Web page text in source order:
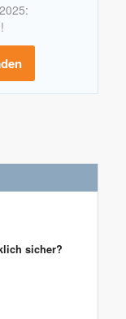
sicher?